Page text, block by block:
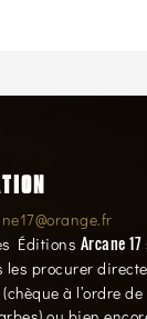
Éditions Arcane 17
les procurer
à l’ordre de